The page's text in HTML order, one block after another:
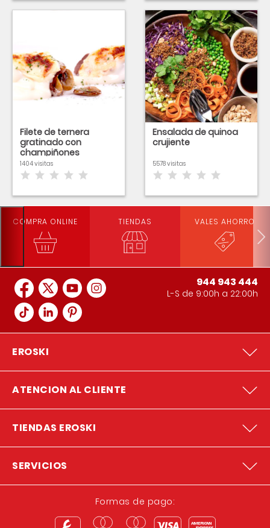
Filete de ternera
gratinado con
champiñones
1404 visitas
Ensalada de quinoa
crujiente
5578 visitas
COMPRA ONLINE TIENDAS VALES AHORRO
944 943 444
L-S de 9:00h a 22:00h
EROSKI
ATENCION AL CLIENTE
TIENDAS EROSKI
SERVICIOS
Formas de pago: